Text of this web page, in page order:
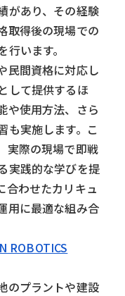
リセット
検索する
があり、その経験
取得後の現場での
います。
民間資格に対応し
して提供するほ
や使用方法、さら
も実施します。こ
実際の現場で即戦
実践的な学びを提
合わせたカリキュ
用に最適な組み合
ROBOTICS
のプラントや建設